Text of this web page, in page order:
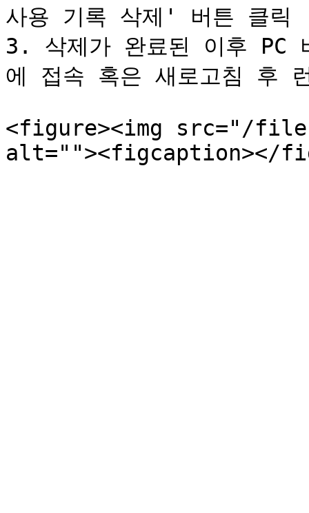
사용 기록 삭제' 버튼 클릭
3. 삭제가 완료된 이후 PC
에 접속 혹은 새로고침 후
<figure><img src="/files/